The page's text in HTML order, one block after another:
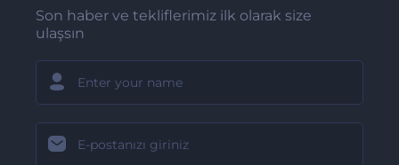
Son haber ve tekliflerimiz ilk olarak size
ulaşsın